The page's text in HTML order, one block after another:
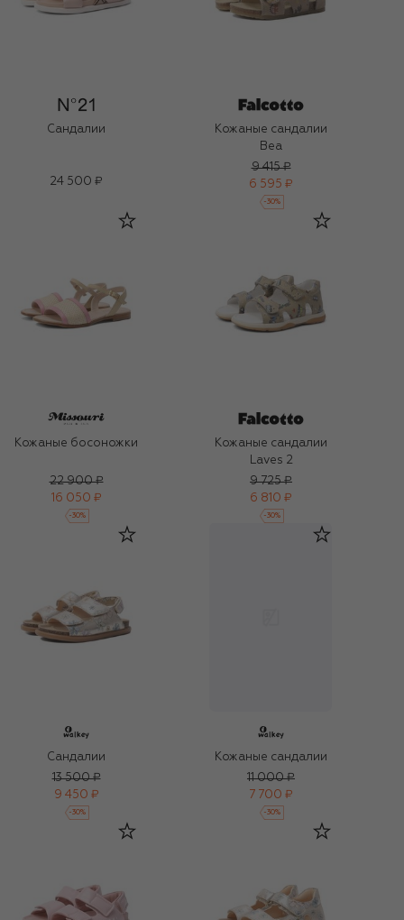
Сандалии
24 500 ₽
Кожаные сандалии
Bea
9 415 ₽
6 595 ₽
-30%
Кожаные босоножки
22 900 ₽
16 050 ₽
-30%
Кожаные сандалии
Laves 2
9 725 ₽
6 810 ₽
-30%
Сандалии
13 500 ₽
9 450 ₽
-30%
Кожаные сандалии
11 000 ₽
7 700 ₽
-30%